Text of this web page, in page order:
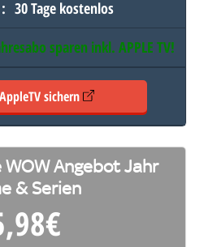
: 30 Tage kostenlos
sparen inkl. APPLE TV!
sichern
& Serien
€